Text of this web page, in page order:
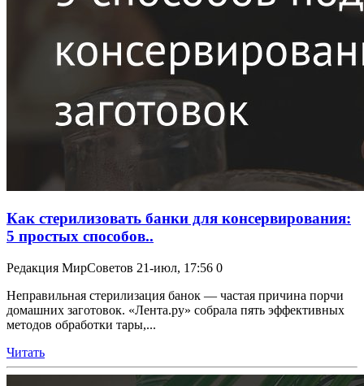
Как стерилизовать банки для консервирования:
5 простых способов..
Редакция МирСоветов 21-июл, 17:56 0
Неправильная стерилизация банок — частая причина порчи
домашних заготовок. «Лента.ру» собрала пять эффективных
методов обработки тары,...
Читать